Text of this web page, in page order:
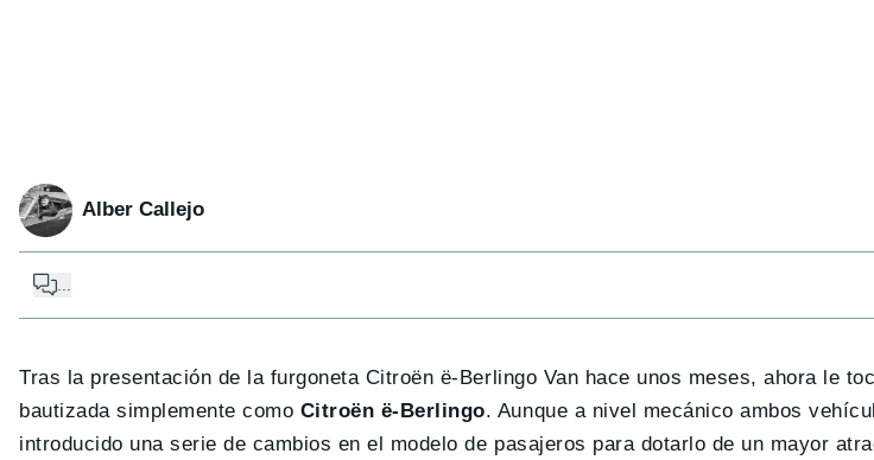
Alber Callejo
Tras la presentación de la furgoneta Citroën ë-Berlingo Van hace unos meses, ahora le
bautizada simplemente como Citroën ë-Berlingo. Aunque a nivel mecánico ambos
introducido una serie de cambios en el modelo de pasajeros para dotarlo de un mayor